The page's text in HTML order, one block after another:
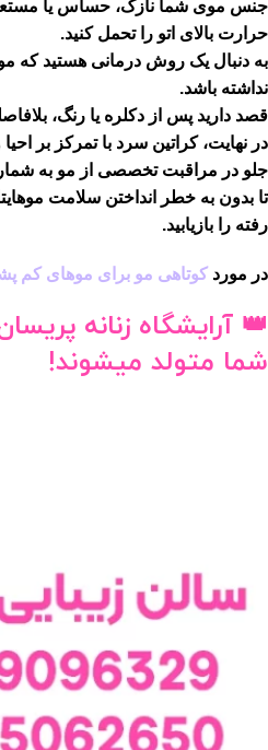
جنس موی شما نازک، حساس یا
حرارت بالای اتو را تحمل کنید.
به دنبال یک روش درمانی هستید که
نداشته باشد.
قصد دارید پس از دکلره یا رنگ،
در نهایت، کراتین سرد با تمرکز بر
جلو در مراقبت تخصصی از مو به
تا بدون به خطر انداختن سلامت
رفته را بازیابید.
در مورد کوتاهی مو برای موهای کم
👑 آرایشگاه زنانه
شما متولد میشوند!